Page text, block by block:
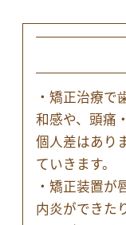
・矯正治療で
和感や、頭痛
個人差はあり
ていきます。
・矯正装置が
内炎ができた